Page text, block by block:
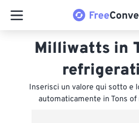
Milliwatts in
Inserisci un valore qui sotto e
automaticamente in Tons